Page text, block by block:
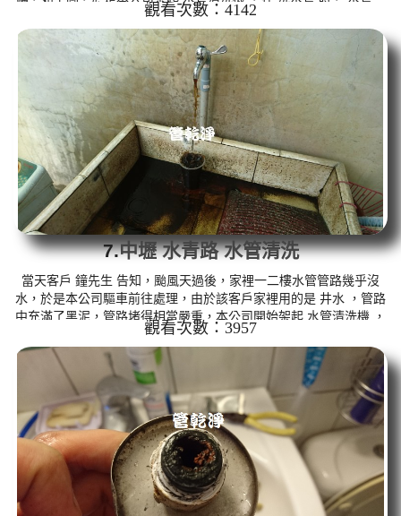
直塞住導致無法出水，本公司採用特殊工法， 水管清洗 約兩個多小
時，熱水管路出水正常，熱水器也能正常使用。 清洗水管,水管清
洗, 洗水管, 熱水管堵塞, 熱水忽冷忽熱 ...
觀看次數：4142
7.中壢 水青路 水管清洗
當天客戶 鐘先生 告知，颱風天過後，家裡一二樓水管管路幾乎沒
水，於是本公司驅車前往處理，由於該客戶家裡用的是 井水 ，管路
中充滿了黑泥，管路堵得相當嚴重，本公司開始架起 水管清洗機 ，
才準備 清洗水管，管路中就噴出黑水，如下圖，在 洗水管 時， 水
管一直堵住無法出水，本公司改用特殊工法， 水管清洗 約兩個多小
時，水管路終於出水正常。 清洗水管,水管清洗, 洗水管, 熱水管堵
塞, 熱水忽冷忽熱 ...
觀看次數：3957